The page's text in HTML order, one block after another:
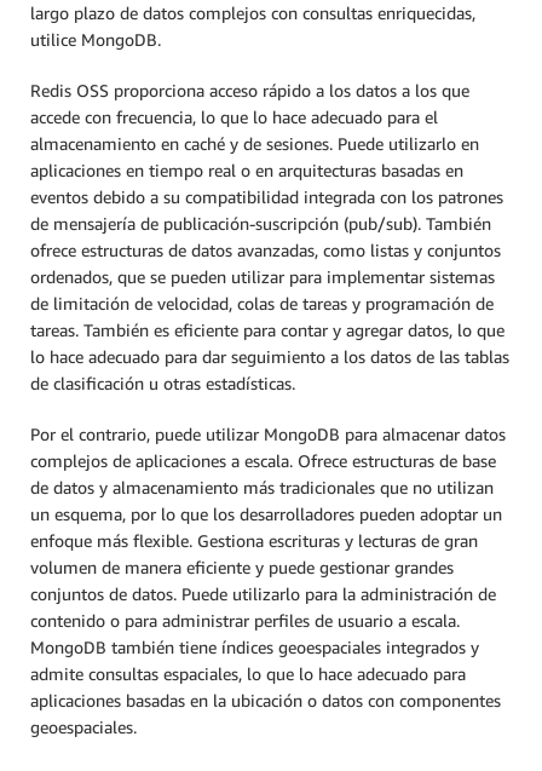
largo plazo de datos complejos con consultas enriquecidas,
utilice MongoDB.
Redis OSS proporciona acceso rápido a los datos a los que
accede con frecuencia, lo que lo hace adecuado para el
almacenamiento en caché y de sesiones. Puede utilizarlo en
aplicaciones en tiempo real o en arquitecturas basadas en
eventos debido a su compatibilidad integrada con los patrones
de mensajería de publicación-suscripción (pub/sub). También
ofrece estructuras de datos avanzadas, como listas y conjuntos
ordenados, que se pueden utilizar para implementar sistemas
de limitación de velocidad, colas de tareas y programación de
tareas. También es eficiente para contar y agregar datos, lo que
lo hace adecuado para dar seguimiento a los datos de las tablas
de clasificación u otras estadísticas.
Por el contrario, puede utilizar MongoDB para almacenar datos
complejos de aplicaciones a escala. Ofrece estructuras de base
de datos y almacenamiento más tradicionales que no utilizan
un esquema, por lo que los desarrolladores pueden adoptar un
enfoque más flexible. Gestiona escrituras y lecturas de gran
volumen de manera eficiente y puede gestionar grandes
conjuntos de datos. Puede utilizarlo para la administración de
contenido o para administrar perfiles de usuario a escala.
MongoDB también tiene índices geoespaciales integrados y
admite consultas espaciales, lo que lo hace adecuado para
aplicaciones basadas en la ubicación o datos con componentes
geoespaciales.